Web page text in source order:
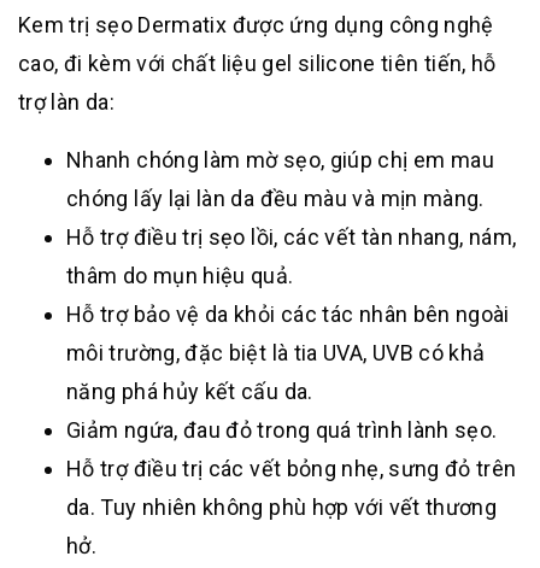
Kem trị sẹo Dermatix được ứng dụng công nghệ
cao, đi kèm với chất liệu gel silicone tiên tiến, hỗ
trợ làn da:
Nhanh chóng làm mờ sẹo, giúp chị em mau
chóng lấy lại làn da đều màu và mịn màng.
Hỗ trợ điều trị sẹo lồi, các vết tàn nhang, nám,
thâm do mụn hiệu quả.
Hỗ trợ bảo vệ da khỏi các tác nhân bên ngoài
môi trường, đặc biệt là tia UVA, UVB có khả
năng phá hủy kết cấu da.
Giảm ngứa, đau đỏ trong quá trình lành sẹo.
Hỗ trợ điều trị các vết bỏng nhẹ, sưng đỏ trên
da. Tuy nhiên không phù hợp với vết thương
hở.